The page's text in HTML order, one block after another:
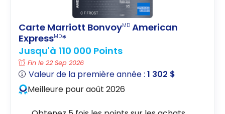
Carte Marriott BonvoyMD American
ExpressMD*
Jusqu'à 110 000 Points
Fin le 22 Sep 2026
Valeur de la première année :1 302 $
Meilleure pour août 2026